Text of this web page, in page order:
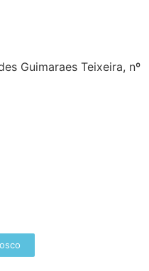
Guimaraes Teixeira, nº